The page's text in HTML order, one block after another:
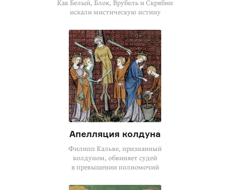
Как Белый, Блок, Врубель и Скрябин
искали мистическую истину
Апелляция колдуна
Филипп Кальве, признанный
колдуном, обвиняет судей
в превышении полномочий